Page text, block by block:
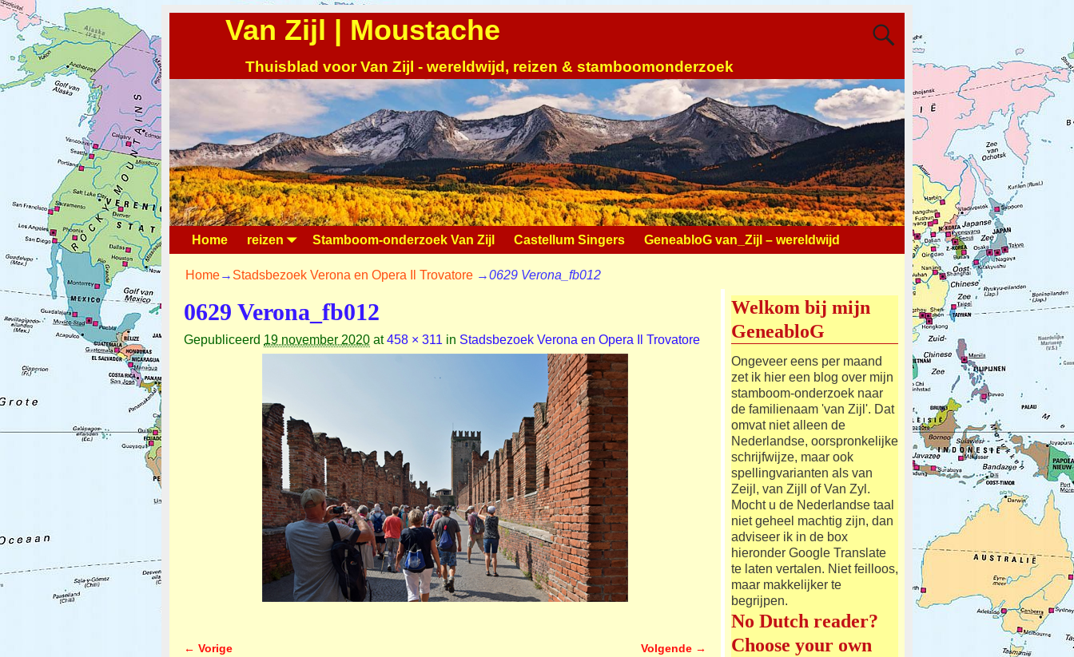
Van Zijl | Moustache
Thuisblad voor Van Zijl - wereldwijd, reizen & stamboomonderzoek
Home reizen Stamboom-onderzoek Van Zijl Castellum Singers GeneabloG van_Zijl – wereldwijd
Home→ Stadsbezoek Verona en Opera Il Trovatore →0629 Verona_fb012
0629 Verona_fb012
Gepubliceerd 19 november 2020 at458 × 311 in Stadsbezoek Verona en Opera Il Trovatore
← Vorige Volgende →
Welkom bij mijn
GeneabloG
Ongeveer eens per maand
zet ik hier een blog over mijn
stamboom-onderzoek naar
de familienaam 'van Zijl'. Dat
omvat niet alleen de
Nederlandse, oorspronkelijke
schrijfwijze, maar ook
spellingvarianten als van
Zeijl, van Zijll of Van Zyl.
Mocht u de Nederlandse taal
niet geheel machtig zijn, dan
adviseer ik in de box
hieronder Google Translate
te laten vertalen. Niet feilloos,
maar makkelijker te
begrijpen.
No Dutch reader?
Choose your own